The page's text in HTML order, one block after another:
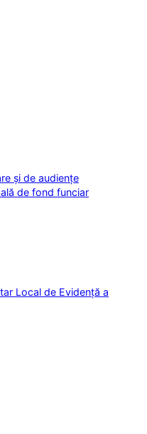
și de audiențe
de fond funciar
Local de Evidență a